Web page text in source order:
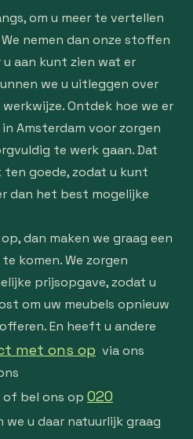
om u meer te vertellen
nemen dan onze stoffen
u aan kunt zien wat er
we u uitleggen over
Ontdek hoe we er
Amsterdam voor zorgen
te werk gaan. Dat
goede, zodat u kunt
dan het best mogelijke
dan maken we graag een
komen. We zorgen
prijsopgave, zodat u
om uw meubels opnieuw
En heeft u andere
met ons op via ons
of bel ons op 020
we u daar natuurlijk graag